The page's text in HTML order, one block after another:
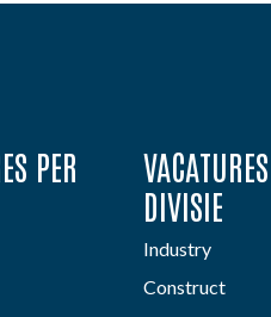
PER
DIVISIE
Industry
Construct